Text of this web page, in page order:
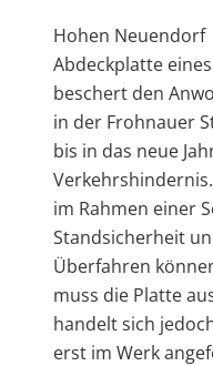
Hohen Neuendorf
Abdeckplatte
beschert den
in der Frohnauer
bis in das neue
im Rahmen einer
Standsicherheit
Überfahren
muss die Platte
handelt sich
erst im Werk